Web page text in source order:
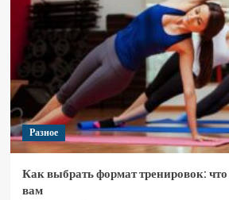
Разное
Как выбрать формат тренировок:
вам